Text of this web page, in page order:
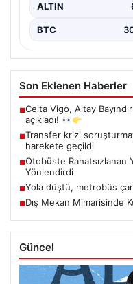
ALTIN
BTC
Son Eklenen Haberler
■Celta Vigo, Altay
açıkladı!
■Transfer krizi
harekete geçildi
■Otobüste Rahatsızlanan
Yönlendirdi
■Yola düştü, metrobüs
■Dış Mekan Mimarisinde
Güncel